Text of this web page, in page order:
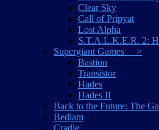
Clear Sky
Call of Pripyat
Lost Alpha
S.T.A.L.K.E.R. 2:
Supergiant Games >
Bastion
Transistor
Hades
Hades II
Back to the Future: The
Bedlam